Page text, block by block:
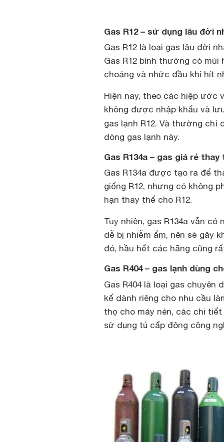
Gas R12 – sử dụng lâu đời
Gas R12 là loại gas lâu đời
Gas R12 bình thường có
choáng và nhức đầu khi hít
Hiện nay, theo các hiệp ước
không được nhập khẩu và
gas lạnh R12. Và thường chỉ
dòng gas lạnh này.
Gas R134a – gas giá rẻ thay
Gas R134a được tạo ra để
giống R12, nhưng có không
hạn thay thế cho R12.
Tuy nhiên, gas R134a vẫn
dễ bị nhiễm ẩm, nên sẽ gây
đó, hầu hết các hãng cũng
Gas R404 – gas lạnh dùng
Gas R404 là loại gas chuyên
kế dành riêng cho nhu cầu
thọ cho máy nén, các chi
sử dụng tủ cấp đông công